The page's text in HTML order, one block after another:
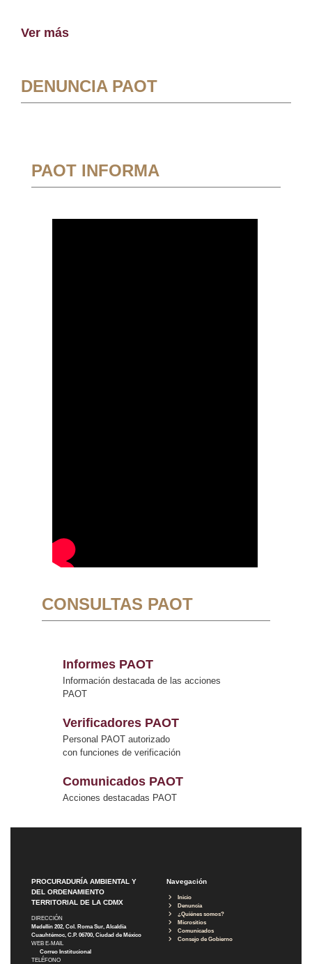
Ver más
DENUNCIA PAOT
PAOT INFORMA
CONSULTAS PAOT
Informes PAOT
Información destacada de las acciones
PAOT
Verificadores PAOT
Personal PAOT autorizado
con funciones de verificación
Comunicados PAOT
Acciones destacadas PAOT
PROCURADURÍA AMBIENTAL Y
DEL ORDENAMIENTO
TERRITORIAL DE LA CDMX
DIRECCIÓN
Medellín 202, Col. Roma Sur, Alcaldía
Cuauhtémoc, C.P. 06700, Ciudad de México
WEB E-MAIL
Correo Institucional
TELÉFONO
Navegación
Inicio
Denuncia
¿Quiénes somos?
Micrositios
Comunicados
Consejo de Gobierno